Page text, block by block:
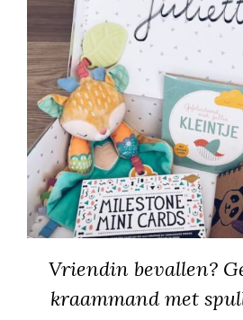
Vriendin bevallen?
kraammand met